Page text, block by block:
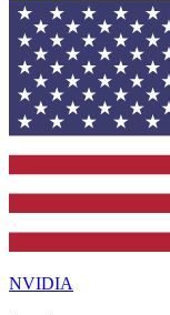
NVIDIA